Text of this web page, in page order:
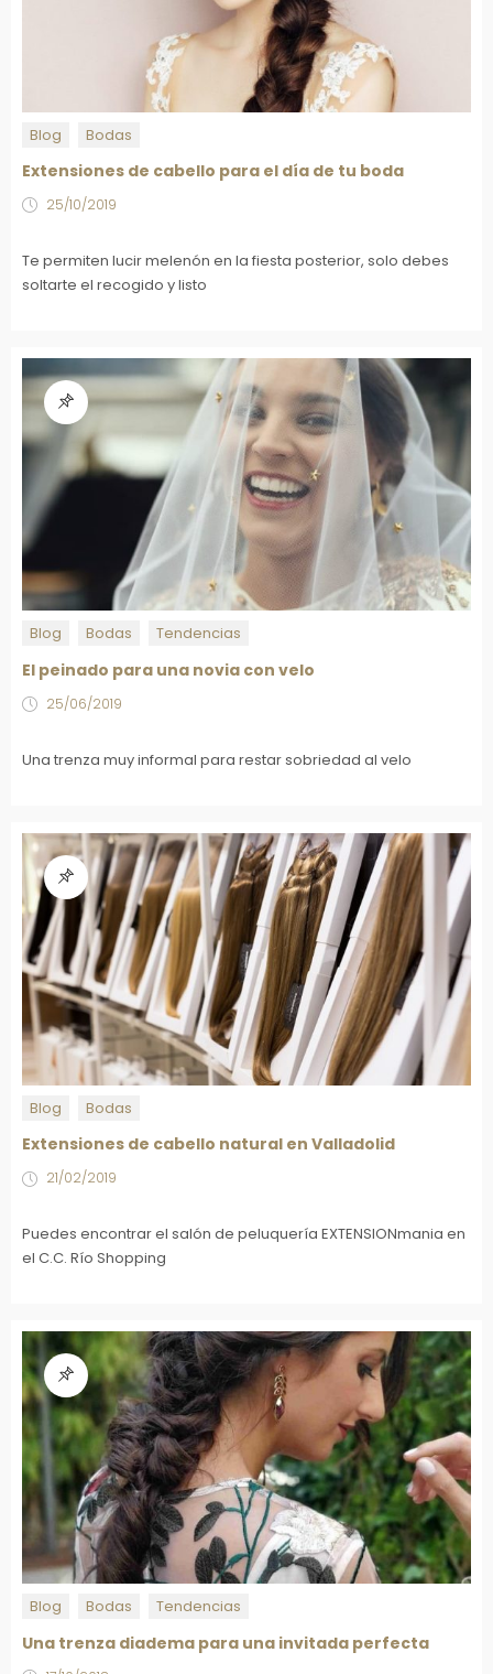
Blog Bodas
Extensiones de cabello para el día de tu boda
25/10/2019
Te permiten lucir melenón en la fiesta posterior, solo debes
soltarte el recogido y listo
Blog Bodas Tendencias
El peinado para una novia con velo
25/06/2019
Una trenza muy informal para restar sobriedad al velo
Blog Bodas
Extensiones de cabello natural en Valladolid
21/02/2019
Puedes encontrar el salón de peluquería EXTENSIONmania en
el C.C. Río Shopping
Blog Bodas Tendencias
Una trenza diadema para una invitada perfecta